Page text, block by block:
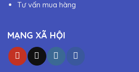
Tư vấn mua hàng
MẠNG XÃ HỘI